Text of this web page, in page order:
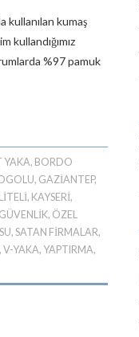
kumaş
%97 pamuk
YAKA, BORDO
, GAZİANTEP,
, KAYSERİ,
, ÖZEL
, SATAN FİRMALAR,
, V-YAKA, YAPTIRMA,